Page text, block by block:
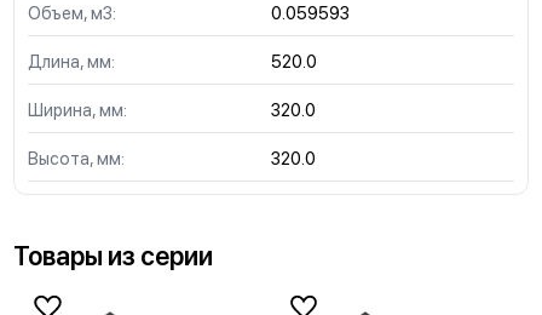
Объем, м3: 0.059593
Длина, мм: 520.0
Ширина, мм: 320.0
Высота, мм: 320.0
Товары из серии